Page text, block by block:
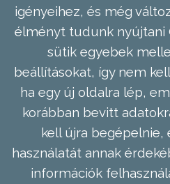
igényeihez, és még
élményt tudunk nyújtani
sütik egyebek
beállításokat, így nem
ha egy új oldalra lép,
korábban bevitt
kell újra begépelnie,
használatát annak
információk